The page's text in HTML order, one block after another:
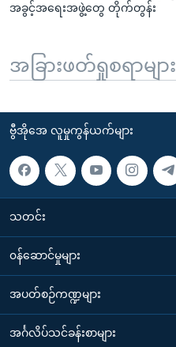
အခွင့်အရေးအဖွဲ့တွေ တိုက်တွန်း
အခြားဖတ်ရှုစရာများ
ဗွီအိုအေ လူမှုကွန်ယက်များ
သတင်း
၀န်ဆောင်မှုများ
အပတ်စဉ်ကဏ္ဍများ
အင်္ဂလိပ်သင်ခန်းစာများ